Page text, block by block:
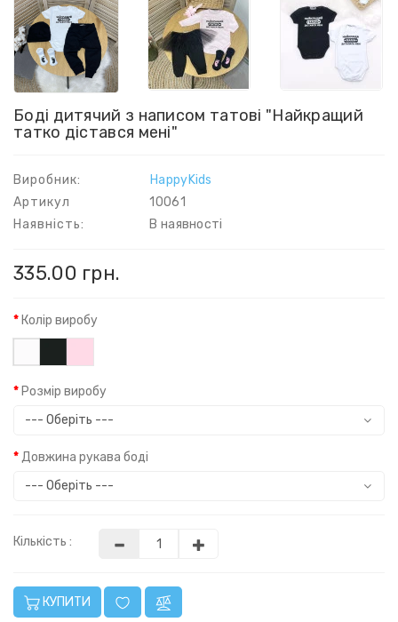
Боді дитячий з написом татові "Найкращий
татко дістався мені"
Виробник:
HappyKids
Артикул
10061
Наявність:
В наявності
335.00 грн.
Колір виробу
Розмір виробу
Довжина рукава боді
Кількість :
КУПИТИ